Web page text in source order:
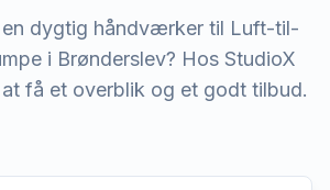
en dygtig håndværker til Luft-til-
i Brønderslev? Hos StudioX
få et overblik og et godt tilbud.